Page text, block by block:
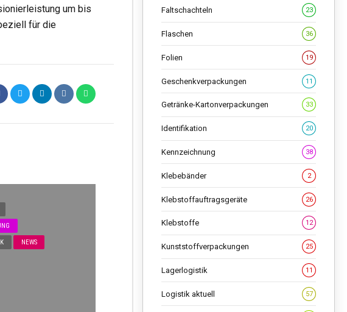
um bis
für die
NEWS
Faltschachteln 23
Flaschen 36
Folien 19
Geschenkverpackungen 11
Getränke-Kartonverpackungen 33
Identifikation 20
Kennzeichnung 38
Klebebänder 2
Klebstoffauftragsgeräte 26
Klebstoffe 12
Kunststoffverpackungen 25
Lagerlogistik 11
Logistik aktuell 57